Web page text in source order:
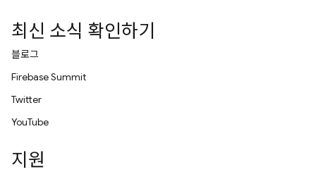
최신 소식 확인하기
블로그
Firebase Summit
Twitter
YouTube
지원